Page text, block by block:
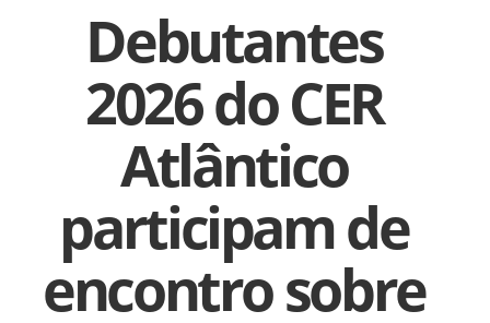
Debutantes
2026 do CER
Atlântico
participam de
encontro sobre